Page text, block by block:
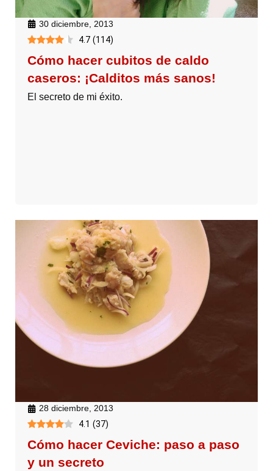
30 diciembre, 2013
4.7 (114)
Cómo hacer cubitos de caldo
caseros: ¡Calditos más sanos!
El secreto de mi éxito.
28 diciembre, 2013
4.1 (37)
Cómo hacer Ceviche: paso a paso
y un secreto